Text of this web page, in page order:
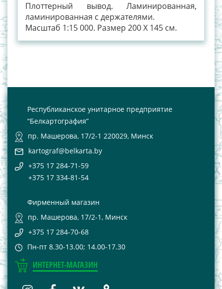
Плоттерный вывод. Ламинированная,
ламинированная с держателями.
Масштаб 1:15 000. Размер 200 Х 145 см.
Республиканское унитарное предприятие
“Белкартография”
пр. Машерова, 17/2-1 220029, Минск
kartograf@belkarta.by
+375 17 284-71-59
+375 17 334-81-54
Фирменный магазин
пр. Машерова, 17/2-1, Минск
+375 17 284-70-68
Пн-пт 8.30-13.00; 14.00-17.30
ИНТЕРНЕТ-МАГАЗИН